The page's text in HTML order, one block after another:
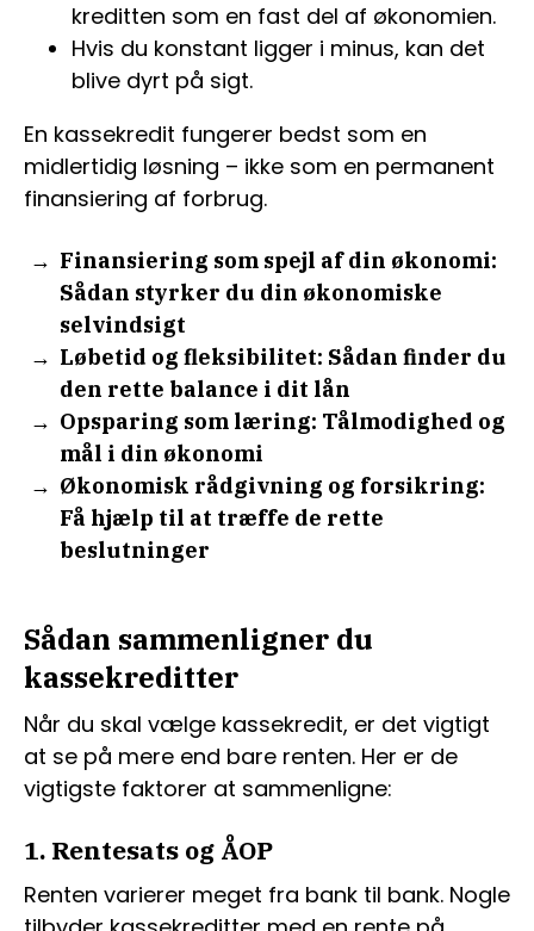
kreditten som en fast del af økonomien.
Hvis du konstant ligger i minus, kan det
blive dyrt på sigt.
En kassekredit fungerer bedst som en
midlertidig løsning – ikke som en permanent
finansiering af forbrug.
Finansiering som spejl af din økonomi:
Sådan styrker du din økonomiske
selvindsigt
Løbetid og fleksibilitet: Sådan finder du
den rette balance i dit lån
Opsparing som læring: Tålmodighed og
mål i din økonomi
Økonomisk rådgivning og forsikring:
Få hjælp til at træffe de rette
beslutninger
Sådan sammenligner du
kassekreditter
Når du skal vælge kassekredit, er det vigtigt
at se på mere end bare renten. Her er de
vigtigste faktorer at sammenligne:
1. Rentesats og ÅOP
Renten varierer meget fra bank til bank. Nogle